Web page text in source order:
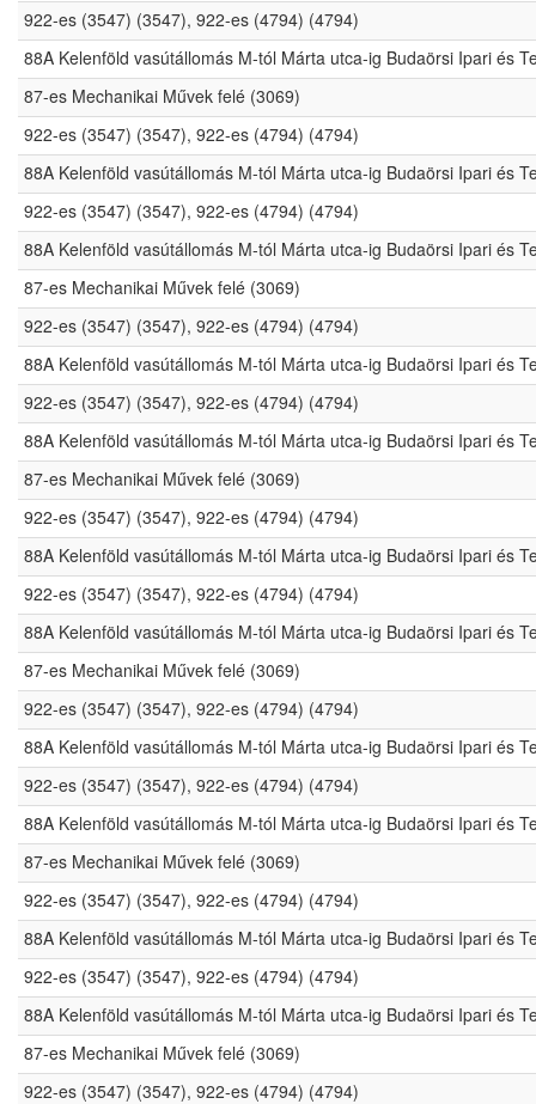
922-es (3547) (3547), 922-es (4794) (4794)
88A Kelenföld vasútállomás M-tól Márta utca-ig Budaörsi Ipari és
87-es Mechanikai Művek felé (3069)
922-es (3547) (3547), 922-es (4794) (4794)
88A Kelenföld vasútállomás M-tól Márta utca-ig Budaörsi Ipari és
922-es (3547) (3547), 922-es (4794) (4794)
88A Kelenföld vasútállomás M-tól Márta utca-ig Budaörsi Ipari és
87-es Mechanikai Művek felé (3069)
922-es (3547) (3547), 922-es (4794) (4794)
88A Kelenföld vasútállomás M-tól Márta utca-ig Budaörsi Ipari és
922-es (3547) (3547), 922-es (4794) (4794)
88A Kelenföld vasútállomás M-tól Márta utca-ig Budaörsi Ipari és
87-es Mechanikai Művek felé (3069)
922-es (3547) (3547), 922-es (4794) (4794)
88A Kelenföld vasútállomás M-tól Márta utca-ig Budaörsi Ipari és
922-es (3547) (3547), 922-es (4794) (4794)
88A Kelenföld vasútállomás M-tól Márta utca-ig Budaörsi Ipari és
87-es Mechanikai Művek felé (3069)
922-es (3547) (3547), 922-es (4794) (4794)
88A Kelenföld vasútállomás M-tól Márta utca-ig Budaörsi Ipari és
922-es (3547) (3547), 922-es (4794) (4794)
88A Kelenföld vasútállomás M-tól Márta utca-ig Budaörsi Ipari és
87-es Mechanikai Művek felé (3069)
922-es (3547) (3547), 922-es (4794) (4794)
88A Kelenföld vasútállomás M-tól Márta utca-ig Budaörsi Ipari és
922-es (3547) (3547), 922-es (4794) (4794)
88A Kelenföld vasútállomás M-tól Márta utca-ig Budaörsi Ipari és
87-es Mechanikai Művek felé (3069)
922-es (3547) (3547), 922-es (4794) (4794)